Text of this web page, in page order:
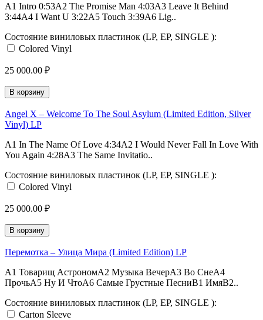
A1 Intro 0:53A2 The Promise Man 4:03A3 Leave It Behind
3:44A4 I Want U 3:22A5 Touch 3:39A6 Lig..
Состояние виниловых пластинок (LP, EP, SINGLE ):
Colored Vinyl
25 000.00 ₽
В корзину
Angel X – Welcome To The Soul Asylum (Limited Edition, Silver
Vinyl) LP
A1 In The Name Of Love 4:34A2 I Would Never Fall In Love With
You Again 4:28A3 The Same Invitatio..
Состояние виниловых пластинок (LP, EP, SINGLE ):
Colored Vinyl
25 000.00 ₽
В корзину
Перемотка – Улица Мира (Limited Edition) LP
A1 Товарищ АстрономA2 Музыка ВечерA3 Во СнеA4
ПрочьA5 Ну И ЧтоA6 Самые Грустные ПесниB1 ИмяB2..
Состояние виниловых пластинок (LP, EP, SINGLE ):
Carton Sleeve